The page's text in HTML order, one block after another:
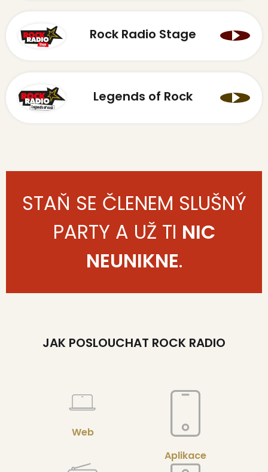
Rock Radio Stage
Legends of Rock
STAŇ SE ČLENEM SLUŠNÝ
PARTY A UŽ TI NIC
NEUNIKNE.
JAK POSLOUCHAT ROCK RADIO
Web
Aplikace